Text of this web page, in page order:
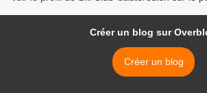
Créer un blog sur
Créer un blog